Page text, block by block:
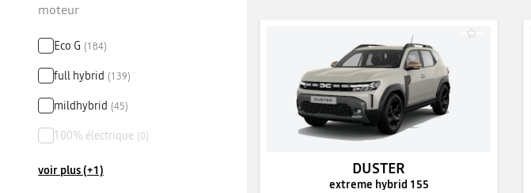
moteur
Eco G (184)
full hybrid (139)
mildhybrid (45)
100% électrique (0)
voir plus (+1) DUSTER
extreme hybrid 155